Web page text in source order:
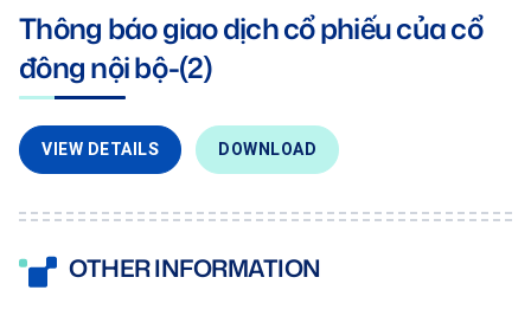
Thông báo giao dịch cổ phiếu của cổ
đông nội bộ-(2)
VIEW DETAILS DOWNLOAD
OTHER INFORMATION